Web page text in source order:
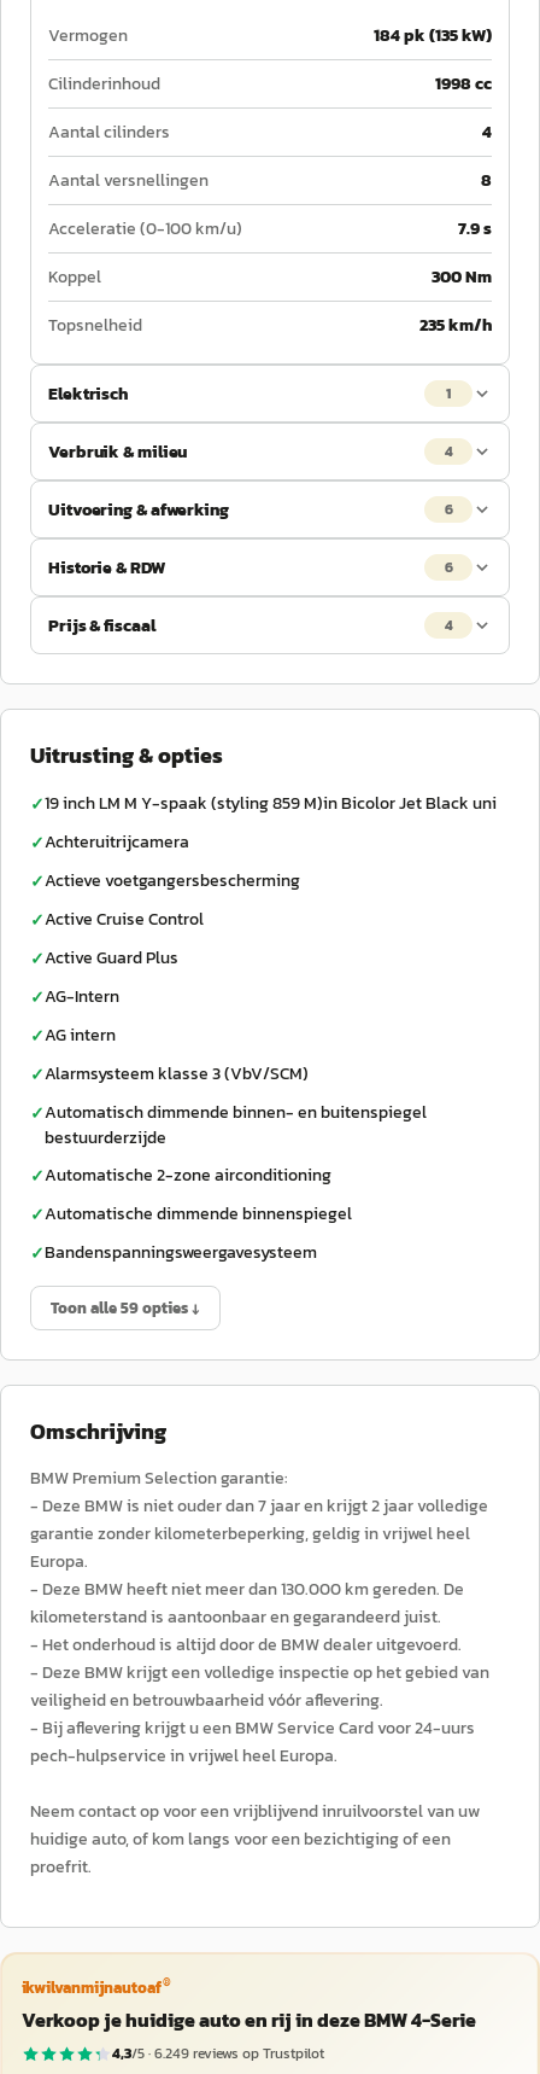
Vermogen
184 pk (135 kW)
Cilinderinhoud
1998 cc
Aantal cilinders
4
Aantal versnellingen
8
Acceleratie (0-100 km/u)
7.9 s
Koppel
300 Nm
Topsnelheid
235 km/h
Elektrisch 1
Verbruik & milieu 4
Uitvoering & afwerking 6
Historie & RDW 6
Prijs & fiscaal 4
Uitrusting & opties
✓19 inch LM M Y-spaak (styling 859 M)in Bicolor Jet Black uni
✓Achteruitrijcamera
✓Actieve voetgangersbescherming
✓Active Cruise Control
✓Active Guard Plus
✓AG-Intern
✓AG intern
✓Alarmsysteem klasse 3 (VbV/SCM)
✓Automatisch dimmende binnen- en buitenspiegel
bestuurderzijde
✓Automatische 2-zone airconditioning
✓Automatische dimmende binnenspiegel
✓Bandenspanningsweergavesysteem
Toon alle 59 opties ↓
Omschrijving
BMW Premium Selection garantie:
- Deze BMW is niet ouder dan 7 jaar en krijgt 2 jaar volledige
garantie zonder kilometerbeperking, geldig in vrijwel heel
Europa.
- Deze BMW heeft niet meer dan 130.000 km gereden. De
kilometerstand is aantoonbaar en gegarandeerd juist.
- Het onderhoud is altijd door de BMW dealer uitgevoerd.
- Deze BMW krijgt een volledige inspectie op het gebied van
veiligheid en betrouwbaarheid vóór aflevering.
- Bij aflevering krijgt u een BMW Service Card voor 24-uurs
pech-hulpservice in vrijwel heel Europa.
Neem contact op voor een vrijblijvend inruilvoorstel van uw
huidige auto, of kom langs voor een bezichtiging of een
proefrit.
ikwilvanmijnautoaf®
Verkoop je huidige auto en rij in deze BMW 4-Serie
4,3/5 ·6.249reviews op Trustpilot